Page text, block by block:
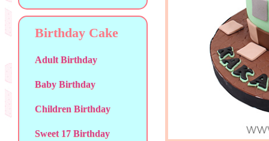
Birthday Cake
Adult Birthday
Baby Birthday
Children Birthday
Sweet 17 Birthday